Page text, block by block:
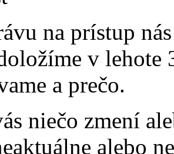
na prístup
v lehote
a prečo.
niečo zmení
alebo